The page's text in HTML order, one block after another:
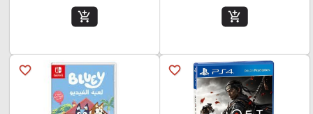
add_shopping_cart
add_shopping_cart
favorite_border
favorite_border